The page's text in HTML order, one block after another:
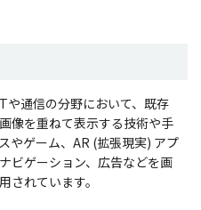
や通信の分野において、既存
像を重ねて表示する技術や手
やゲーム、AR (拡張現実) アプ
ビゲーション、広告などを画
されています。